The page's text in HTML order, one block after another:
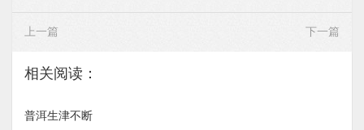
上一篇 下一篇
相关阅读：
普洱生津不断